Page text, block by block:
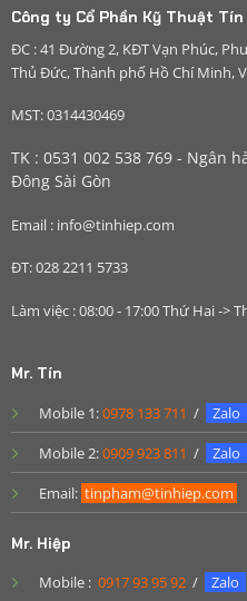
Công ty Cổ Phần Kỹ Thuật Tín
ĐC : 41 Đường 2, KĐT Vạn Phúc,
Thủ Đức, Thành phố Hồ Chí Minh,
MST: 0314430469
TK : 0531 002 538 769 - Ngân
Đông Sài Gòn
Email : info@tinhiep.com
ĐT: 028 2211 5733
Làm việc : 08:00 - 17:00 Thứ Hai ->
Mr. Tín
Mobile 1:0978 133 711 /
Zalo
Mobile 2:0909 923 811 /
Zalo
Email: tinpham@tinhiep.com
Mr. Hiệp
Mobile : 0917 93 95 92/
Zalo